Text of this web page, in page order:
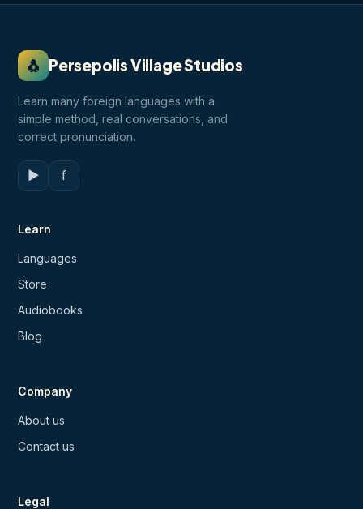
🐧 Persepolis Village Studios
Learn many foreign languages with a
simple method, real conversations, and
correct pronunciation.
▶ f
Learn
Languages
Store
Audiobooks
Blog
Company
About us
Contact us
Legal